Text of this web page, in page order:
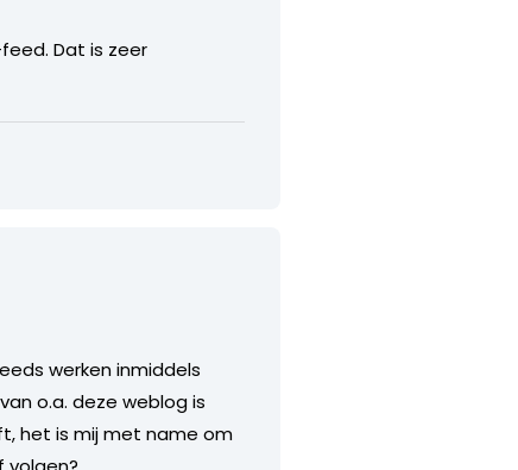
Dat is zeer
werken inmiddels
o.a. deze weblog is
het is mij met name om